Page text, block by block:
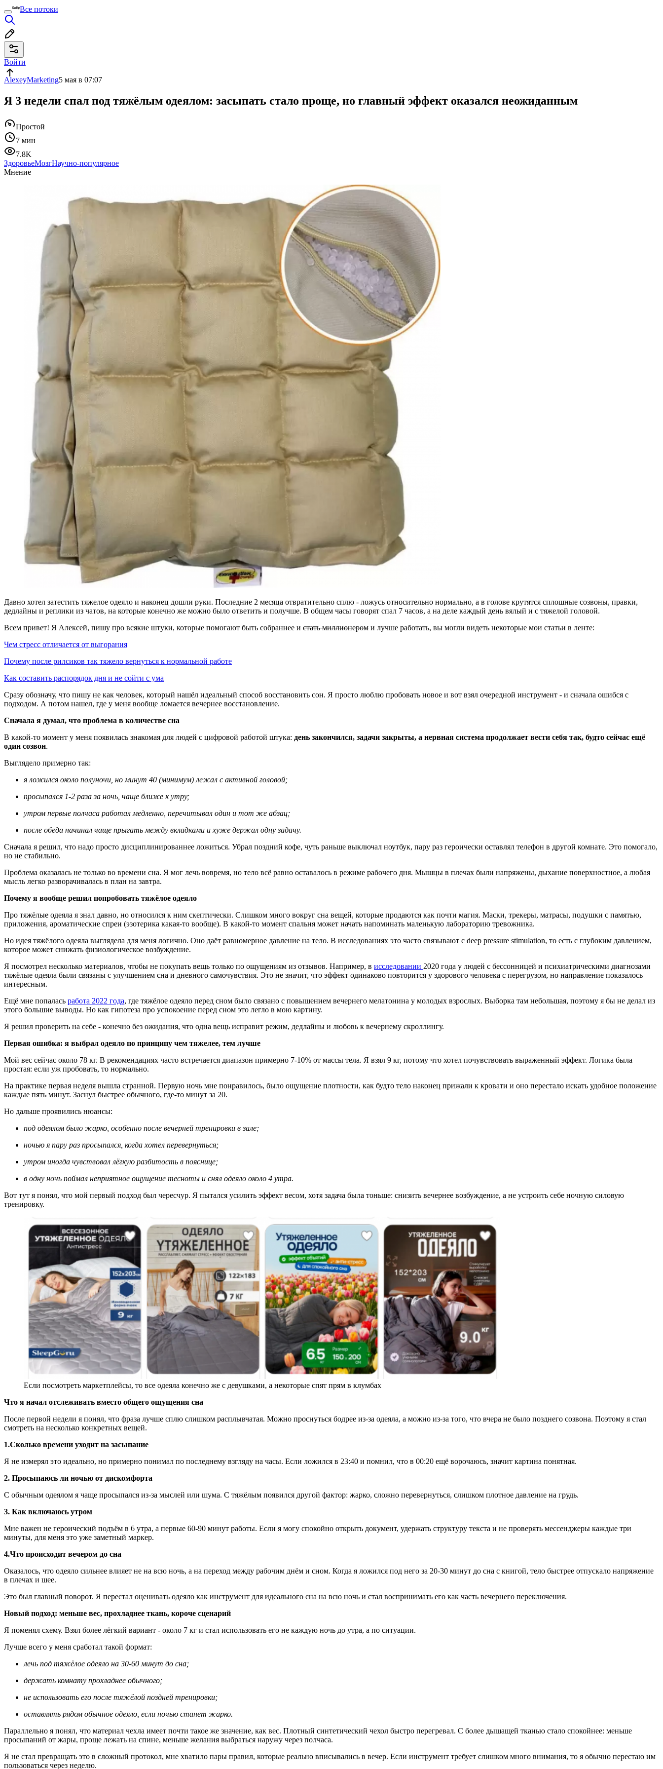
Все потоки
Войти
AlexeyMarketing5 мая в 07:07
Я 3 недели спал под тяжёлым одеялом: засыпать стало проще, но главный эффект оказался неожиданным
Простой
7 мин
7.8K
ЗдоровьеМозгНаучно-популярное
Мнение
Давно хотел затестить тяжелое одеяло и наконец дошли руки. Последние 2 месяца отвратительно сплю - ложусь относительно нормально, а в голове крутятся сплошные созвоны, правки,
дедлайны и реплики из чатов, на которые конечно же можно было ответить и получше. В общем часы говорят спал 7 часов, а на деле каждый день вялый и с тяжелой головой.
Всем привет! Я Алексей, пишу про всякие штуки, которые помогают быть собраннее и стать миллионером и лучше работать, вы могли видеть некоторые мои статьи в ленте:
Чем стресс отличается от выгорания
Почему после рилсиков так тяжело вернуться к нормальной работе
Как составить распорядок дня и не сойти с ума
Сразу обозначу, что пишу не как человек, который нашёл идеальный способ восстановить сон. Я просто люблю пробовать новое и вот взял очередной инструмент - и сначала ошибся с
подходом. А потом нашел, где у меня вообще ломается вечернее восстановление.
Сначала я думал, что проблема в количестве сна
В какой-то момент у меня появилась знакомая для людей с цифровой работой штука: день закончился, задачи закрыты, а нервная система продолжает вести себя так, будто сейчас ещё
один созвон.
Выглядело примерно так:
я ложился около полуночи, но минут 40 (минимум) лежал с активной головой;
просыпался 1-2 раза за ночь, чаще ближе к утру;
утром первые полчаса работал медленно, перечитывал один и тот же абзац;
после обеда начинал чаще прыгать между вкладками и хуже держал одну задачу.
Сначала я решил, что надо просто дисциплинированнее ложиться. Убрал поздний кофе, чуть раньше выключал ноутбук, пару раз героически оставлял телефон в другой комнате. Это помогало,
но не стабильно.
Проблема оказалась не только во времени сна. Я мог лечь вовремя, но тело всё равно оставалось в режиме рабочего дня. Мышцы в плечах были напряжены, дыхание поверхностное, а любая
мысль легко разворачивалась в план на завтра.
Почему я вообще решил попробовать тяжёлое одеяло
Про тяжёлые одеяла я знал давно, но относился к ним скептически. Слишком много вокруг сна вещей, которые продаются как почти магия. Маски, трекеры, матрасы, подушки с памятью,
приложения, ароматические спреи (эзотерика какая-то вообще). В какой-то момент спальня может начать напоминать маленькую лабораторию тревожника.
Но идея тяжёлого одеяла выглядела для меня логично. Оно даёт равномерное давление на тело. В исследованиях это часто связывают с deep pressure stimulation, то есть с глубоким давлением,
которое может снижать физиологическое возбуждение.
Я посмотрел несколько материалов, чтобы не покупать вещь только по ощущениям из отзывов. Например, в исследовании 2020 года у людей с бессонницей и психиатрическими диагнозами
тяжёлые одеяла были связаны с улучшением сна и дневного самочувствия. Это не значит, что эффект одинаково повторится у здорового человека с перегрузом, но направление показалось
интересным.
Ещё мне попалась работа 2022 года, где тяжёлое одеяло перед сном было связано с повышением вечернего мелатонина у молодых взрослых. Выборка там небольшая, поэтому я бы не делал из
этого большие выводы. Но как гипотеза про успокоение перед сном это легло в мою картину.
Я решил проверить на себе - конечно без ожидания, что одна вещь исправит режим, дедлайны и любовь к вечернему скроллингу.
Первая ошибка: я выбрал одеяло по принципу чем тяжелее, тем лучше
Мой вес сейчас около 78 кг. В рекомендациях часто встречается диапазон примерно 7-10% от массы тела. Я взял 9 кг, потому что хотел почувствовать выраженный эффект. Логика была
простая: если уж пробовать, то нормально.
На практике первая неделя вышла странной. Первую ночь мне понравилось, было ощущение плотности, как будто тело наконец прижали к кровати и оно перестало искать удобное положение
каждые пять минут. Заснул быстрее обычного, где-то минут за 20.
Но дальше проявились нюансы:
под одеялом было жарко, особенно после вечерней тренировки в зале;
ночью я пару раз просыпался, когда хотел перевернуться;
утром иногда чувствовал лёгкую разбитость в пояснице;
в одну ночь поймал неприятное ощущение тесноты и снял одеяло около 4 утра.
Вот тут я понял, что мой первый подход был чересчур. Я пытался усилить эффект весом, хотя задача была тоньше: снизить вечернее возбуждение, а не устроить себе ночную силовую
тренировку.
Если посмотреть маркетплейсы, то все одеяла конечно же с девушками, а некоторые спят прям в клумбах
Что я начал отслеживать вместо общего ощущения сна
После первой недели я понял, что фраза лучше сплю слишком расплывчатая. Можно проснуться бодрее из-за одеяла, а можно из-за того, что вчера не было позднего созвона. Поэтому я стал
смотреть на несколько конкретных вещей.
1.Сколько времени уходит на засыпание
Я не измерял это идеально, но примерно понимал по последнему взгляду на часы. Если ложился в 23:40 и помнил, что в 00:20 ещё ворочаюсь, значит картина понятная.
2. Просыпаюсь ли ночью от дискомфорта
С обычным одеялом я чаще просыпался из-за мыслей или шума. С тяжёлым появился другой фактор: жарко, сложно перевернуться, слишком плотное давление на грудь.
3. Как включаюсь утром
Мне важен не героический подъём в 6 утра, а первые 60-90 минут работы. Если я могу спокойно открыть документ, удержать структуру текста и не проверять мессенджеры каждые три
минуты, для меня это уже заметный маркер.
4.Что происходит вечером до сна
Оказалось, что одеяло сильнее влияет не на всю ночь, а на переход между рабочим днём и сном. Когда я ложился под него за 20-30 минут до сна с книгой, тело быстрее отпускало напряжение
в плечах и шее.
Это был главный поворот. Я перестал оценивать одеяло как инструмент для идеального сна на всю ночь и стал воспринимать его как часть вечернего переключения.
Новый подход: меньше вес, прохладнее ткань, короче сценарий
Я поменял схему. Взял более лёгкий вариант - около 7 кг и стал использовать его не каждую ночь до утра, а по ситуации.
Лучше всего у меня сработал такой формат:
лечь под тяжёлое одеяло на 30-60 минут до сна;
держать комнату прохладнее обычного;
не использовать его после тяжёлой поздней тренировки;
оставлять рядом обычное одеяло, если ночью станет жарко.
Параллельно я понял, что материал чехла имеет почти такое же значение, как вес. Плотный синтетический чехол быстро перегревал. С более дышащей тканью стало спокойнее: меньше
просыпаний от жары, проще лежать на спине, меньше желания выбраться наружу через полчаса.
Я не стал превращать это в сложный протокол, мне хватило пары правил, которые реально вписывались в вечер. Если инструмент требует слишком много внимания, то я обычно перестаю им
пользоваться через неделю.